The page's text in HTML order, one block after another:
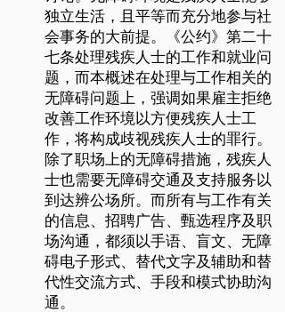
独立生活，且平等而充分地参与社
会事务的大前提。《公约》第二十
七条处理残疾人士的工作和就业问
题，而本概述在处理与工作相关的
无障碍问题上，强调如果雇主拒绝
改善工作环境以方便残疾人士工
作，将构成歧视残疾人士的罪行。
除了职场上的无障碍措施，残疾人
士也需要无障碍交通及支持服务以
到达辨公场所。而所有与工作有关
的信息、招聘广告、甄选程序及职
场沟通，都须以手语、盲文、无障
碍电子形式、替代文字及辅助和替
代性交流方式、手段和模式协助沟
通。